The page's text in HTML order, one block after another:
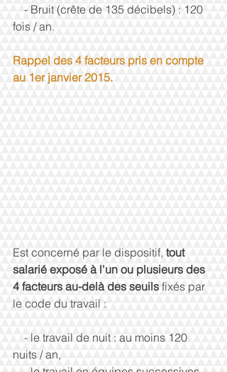
fois / an.
Rappel des 4 facteurs pris en compte
au 1er janvier 2015.
Est concerné par le dispositif, tout
salarié exposé à l'un ou plusieurs des
4 facteurs au-delà des seuils fixés par
le code du travail :
nuits / an,